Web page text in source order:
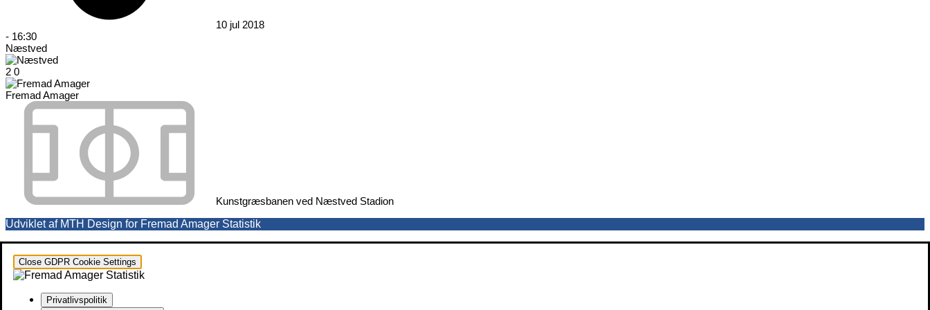
10 jul 2018
- 16:30
Næstved
2 0
Fremad Amager
Kunstgræsbanen ved Næstved Stadion
Udviklet af MTH Design for Fremad Amager Statistik
Close GDPR Cookie Settings
Privatlivspolitik